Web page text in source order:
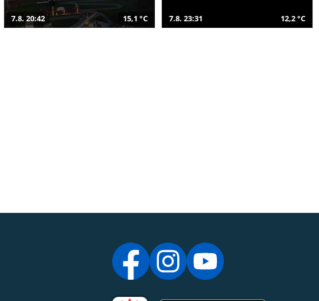
7.8. 20:42 15,1 °C 7.8. 23:31 12,2 °C